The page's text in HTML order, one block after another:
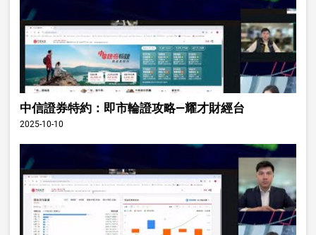
中信證券特約：即市輪證攻略—耀才財經台
2025-10-10